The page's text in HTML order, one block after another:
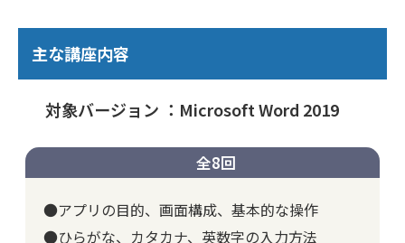
主な講座内容
対象バージョン ：Microsoft Word 2019
全8回
●アプリの目的、画面構成、基本的な操作
●ひらがな、カタカナ、英数字の入力方法